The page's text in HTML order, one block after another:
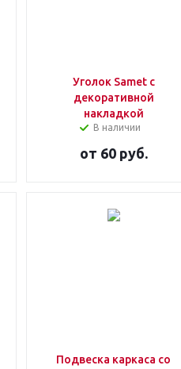
Уголок Samet с
декоративной
накладкой
В наличии
от 60 руб.
Подвеска каркаса со